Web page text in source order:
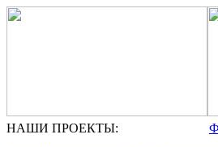
НАШИ ПРОЕКТЫ: